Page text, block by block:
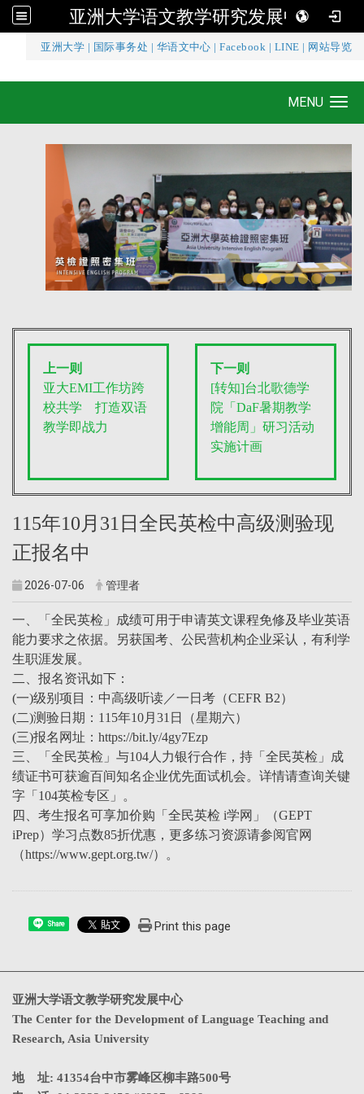
亚洲大学语文教学研究发展中心
亚洲大学 国际事务处 华语文中心 |Facebook LINE 网站导览
亚洲大学语文教学研究发展中心
MENU
上一则
亚大EMI工作坊跨
校共学 打造双语
教学即战力
下一则
[转知]台北歌德学
院「DaF暑期教学
增能周」研习活动
实施计画
115年10月31日全民英检中高级测验现
正报名中
2026-07-06 管理者
一、「全民英检」成绩可用于申请英文课程免修及毕业英语
能力要求之依据。另获国考、公民营机构企业采认，有利学
生职涯发展。
二、报名资讯如下：
(一)级别项目：中高级听读／一日考（CEFR B2）
(二)测验日期：115年10月31日（星期六）
(三)报名网址：https://bit.ly/4gy7Ezp
三、「全民英检」与104人力银行合作，持「全民英检」成
绩证书可获逾百间知名企业优先面试机会。详情请查询关键
字「104英检专区」。
四、考生报名可享加价购「全民英检 i学网」（GEPT
iPrep）学习点数85折优惠，更多练习资源请参阅官网
（https://www.gept.org.tw/）。
Share Print this page
亚洲大学语文教学研究发展中心
The Center for the Development of Language Teaching and
Research, Asia University
地 址: 41354台中市雾峰区柳丰路500号